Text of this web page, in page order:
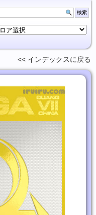
インデックスに 戻る